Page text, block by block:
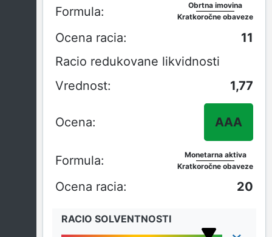
Obrtna imovina
Kratkoročne obaveze
11
Racio redukovane likvidnosti
1,77
AAA
Monetarna aktiva
Kratkoročne obaveze
20
RACIO SOLVENTNOSTI